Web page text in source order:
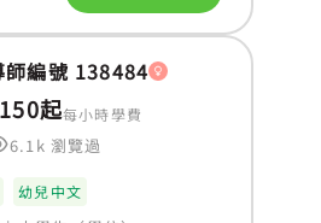
師編號 138484
起每小時學費
6.1k 瀏覽過
幼兒中文